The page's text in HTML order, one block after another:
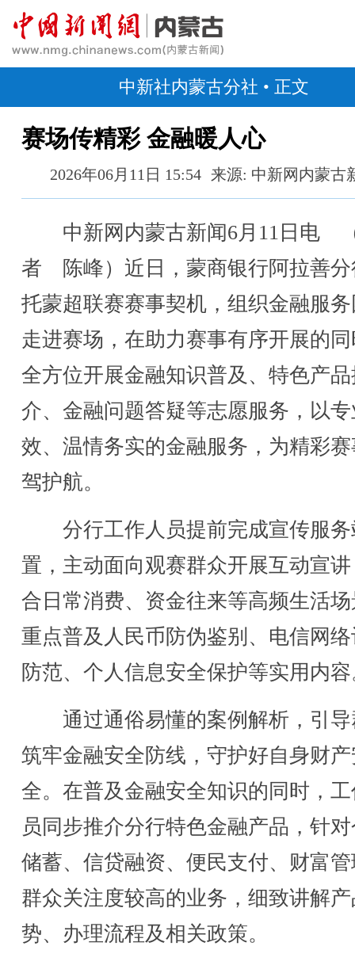
中新社内蒙古分社 • 正文
赛场传精彩 金融暖人心
2026年06月11日 15:54 来源: 中新网内蒙古
中新网内蒙古新闻6月11日电
者 陈峰）近日，蒙商银行阿拉善分
托蒙超联赛赛事契机，组织金融服
走进赛场，在助力赛事有序开展的
全方位开展金融知识普及、特色产
介、金融问题答疑等志愿服务，以
效、温情务实的金融服务，为精彩
驾护航。
分行工作人员提前完成宣传服务
置，主动面向观赛群众开展互动宣
合日常消费、资金往来等高频生活
重点普及人民币防伪鉴别、电信网
防范、个人信息安全保护等实用内
通过通俗易懂的案例解析，引导
筑牢金融安全防线，守护好自身财
全。在普及金融安全知识的同时，
员同步推介分行特色金融产品，针
储蓄、信贷融资、便民支付、财富
群众关注度较高的业务，细致讲解
势、办理流程及相关政策。